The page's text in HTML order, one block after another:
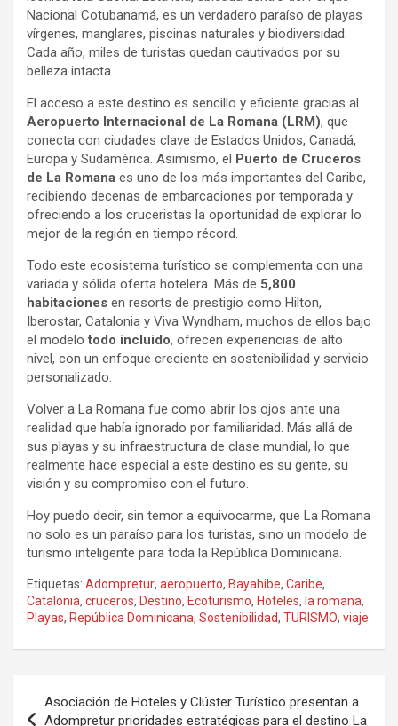
Nacional Cotubanamá, es un verdadero paraíso de playas
vírgenes, manglares, piscinas naturales y biodiversidad.
Cada año, miles de turistas quedan cautivados por su
belleza intacta.
El acceso a este destino es sencillo y eficiente gracias al
Aeropuerto Internacional de La Romana (LRM), que
conecta con ciudades clave de Estados Unidos, Canadá,
Europa y Sudamérica. Asimismo, el Puerto de Cruceros
de La Romana es uno de los más importantes del Caribe,
recibiendo decenas de embarcaciones por temporada y
ofreciendo a los cruceristas la oportunidad de explorar lo
mejor de la región en tiempo récord.
Todo este ecosistema turístico se complementa con una
variada y sólida oferta hotelera. Más de 5,800
habitaciones en resorts de prestigio como Hilton,
Iberostar, Catalonia y Viva Wyndham, muchos de ellos bajo
el modelotodo incluido, ofrecen experiencias de alto
nivel, con un enfoque creciente en sostenibilidad y servicio
personalizado.
Volver a La Romana fue como abrir los ojos ante una
realidad que había ignorado por familiaridad. Más allá de
sus playas y su infraestructura de clase mundial, lo que
realmente hace especial a este destino es su gente, su
visión y su compromiso con el futuro.
Hoy puedo decir, sin temor a equivocarme, que La Romana
no solo es un paraíso para los turistas, sino un modelo de
turismo inteligente para toda la República Dominicana.
Etiquetas: Adompretur, aeropuerto, Bayahibe, Caribe,
Catalonia, cruceros, Destino, Ecoturismo, Hoteles, la romana,
Playas, República Dominicana, Sostenibilidad, TURISMO, viaje
de
Asociación de Hoteles y Clúster Turístico presentan a
Adompretur prioridades estratégicas para el destino La